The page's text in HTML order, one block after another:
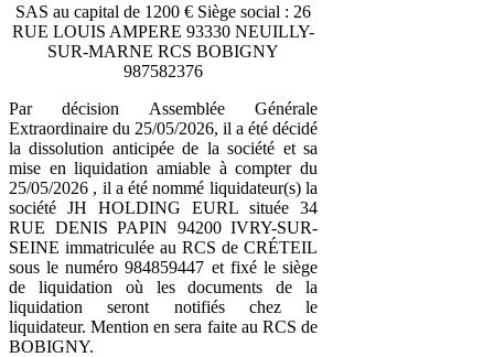
SAS au capital de 1200 € Siège social : 26
RUE LOUIS AMPERE 93330 NEUILLY-
SUR-MARNE RCS BOBIGNY
987582376
Par décision Assemblée Générale
Extraordinaire du 25/05/2026, il a été décidé
la dissolution anticipée de la société et sa
mise en liquidation amiable à compter du
25/05/2026 , il a été nommé liquidateur(s) la
société JH HOLDING EURL située 34
RUE DENIS PAPIN 94200 IVRY-SUR-
SEINE immatriculée au RCS de CRÉTEIL
sous le numéro 984859447 et fixé le siège
de liquidation où les documents de la
liquidation seront notifiés chez le
liquidateur. Mention en sera faite au RCS de
BOBIGNY.